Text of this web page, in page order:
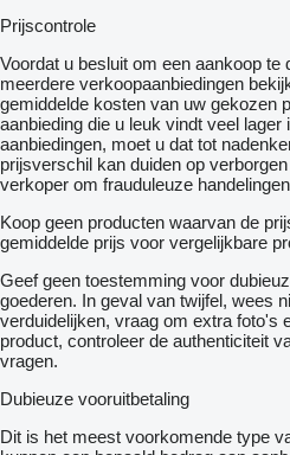
Prijscontrole
Voordat u besluit om een ​​aankoop te
meerdere verkoopaanbiedingen
gemiddelde kosten van uw gekozen
aanbieding die u leuk vindt veel lager
aanbiedingen, moet u dat tot
prijsverschil kan duiden op
verkoper om frauduleuze
Koop geen producten waarvan de
gemiddelde prijs voor vergelijkbare
Geef geen toestemming voor
goederen. In geval van twijfel, wees
verduidelijken, vraag om extra foto's
product, controleer de authenticiteit
vragen.
Dubieuze vooruitbetaling
Dit is het meest voorkomende type